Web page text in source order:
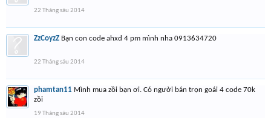
22 Tháng sáu 2014
ZzCoyzZ Bạn con code ahxd 4 pm mình nha 0913634720
22 Tháng sáu 2014
phamtan11 Mình mua zồi bạn ơi. Có người bán trọn goái 4 code 70k
zồi
19 Tháng sáu 2014